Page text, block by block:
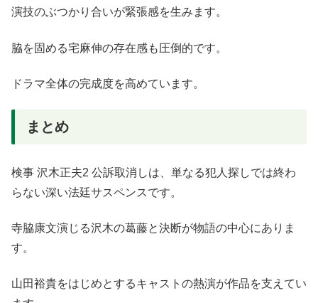
演技のぶつかり合いが緊張感を生みます。
脇を固める宅麻伸の存在感も圧倒的です。
ドラマ全体の完成度を高めています。
まとめ
検事 沢木正夫2 公訴取消しは、単なる犯人探しでは終わ
らない深い法廷サスペンスです。
寺脇康文演じる沢木の葛藤と決断が物語の中心にありま
す。
山田裕貴をはじめとするキャストの熱演が作品を支えてい